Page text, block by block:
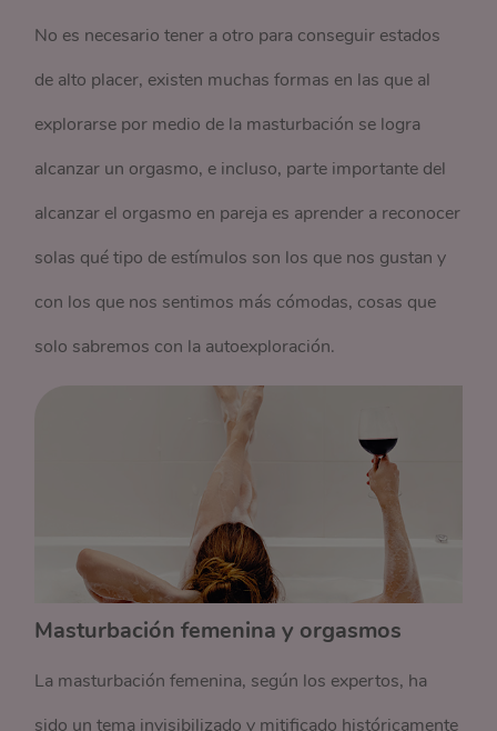
No es necesario tener a otro para conseguir estados
de alto placer, existen muchas formas en las que al
explorarse por medio de la masturbación se logra
alcanzar un orgasmo, e incluso, parte importante del
alcanzar el orgasmo en pareja es aprender a reconocer
solas qué tipo de estímulos son los que nos gustan y
con los que nos sentimos más cómodas, cosas que
solo sabremos con la autoexploración.
Masturbación femenina y orgasmos
La masturbación femenina, según los expertos, ha
sido un tema invisibilizado y mitificado históricamente